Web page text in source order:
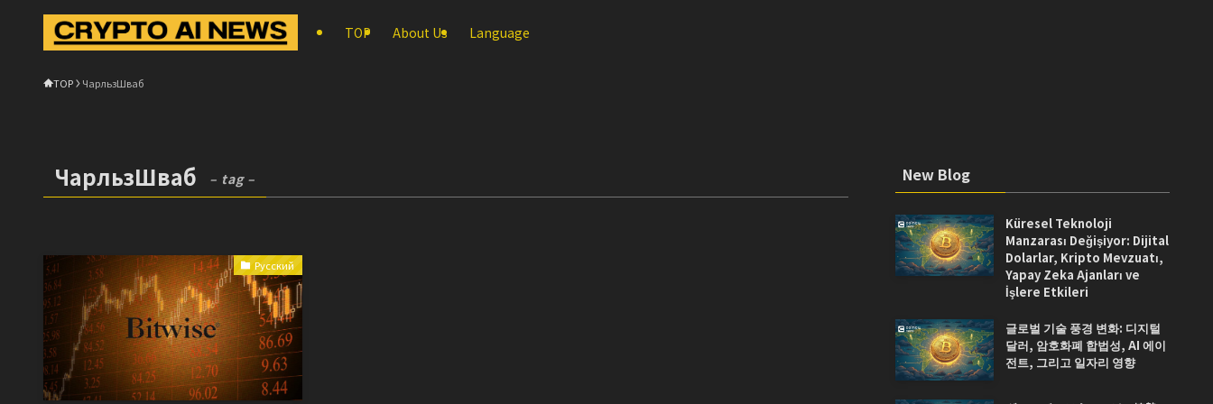
TOP About Us Language
TOP ЧарльзШваб
ЧарльзШваб – tag –
Русский
New Blog
Küresel Teknoloji
Manzarası Değişiyor: Dijital
Dolarlar, Kripto Mevzuatı,
Yapay Zeka Ajanları ve
İşlere Etkileri
글로벌 기술 풍경 변화: 디지털
달러, 암호화폐 합법성, AI 에이
전트, 그리고 일자리 영향